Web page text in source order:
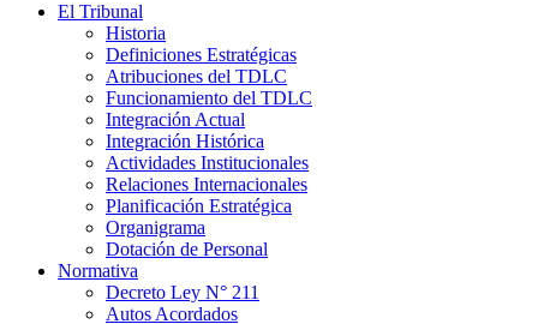
El Tribunal
Historia
Definiciones Estratégicas
Atribuciones del TDLC
Funcionamiento del TDLC
Integración Actual
Integración Histórica
Actividades Institucionales
Relaciones Internacionales
Planificación Estratégica
Organigrama
Dotación de Personal
Normativa
Decreto Ley N° 211
Autos Acordados